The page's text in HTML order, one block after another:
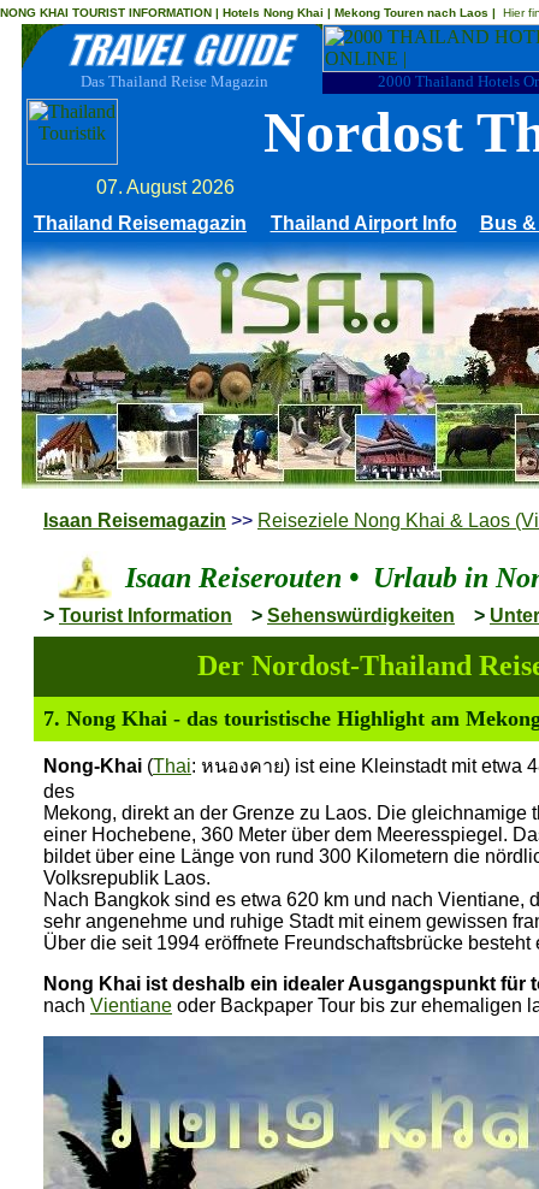
NONG KHAI TOURIST INFORMATION | Hotels Nong Khai | Mekong Touren nach Laos | Hier
Das Thailand Reise Magazin 2000 Thailand Hotels
Nordost
07. August 2026
Thailand Reisemagazin
Thailand Airport Info Bus
Isaan Reisemagazin >> Reiseziele Nong Khai & Laos
Isaan Reiserouten • Urlaub in
> Tourist Information > Sehenswürdigkeiten >
Der Nordost-Thailand
7. Nong Khai - das touristische Highlight am
Nong-Khai (Thai: หนองคาย) ist eine Kleinstadt mit etwa
des
Mekong, direkt an der Grenze zu Laos. Die
einer Hochebene, 360 Meter über dem Meeresspiegel.
bildet über eine Länge von rund 300 Kilometern die
Volksrepublik Laos.
Nach Bangkok sind es etwa 620 km und nach Vientiane,
sehr angenehme und ruhige Stadt mit einem gewissen
Über die seit 1994 eröffnete Freundschaftsbrücke
Nong Khai ist deshalb ein idealer Ausgangspunkt für
nach Vientiane oder Backpaper Tour bis zur ehemaligen